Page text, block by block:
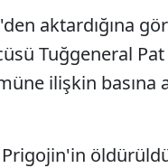
aktardığına
Tuğgeneral Pat
ilişkin basına
Prigojin'in